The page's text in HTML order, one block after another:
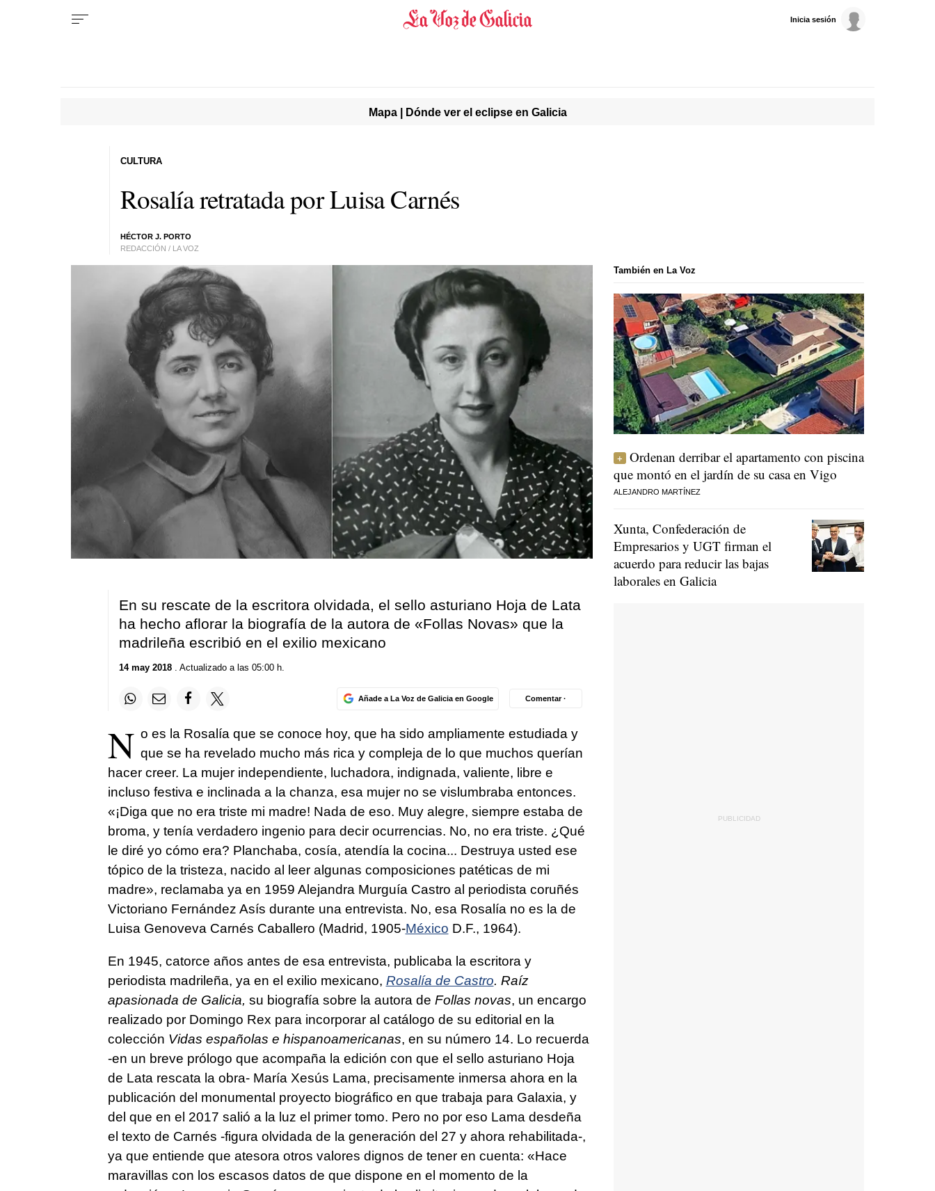
Inicia sesión
Mapa | Dónde ver el eclipse en Galicia
Rosalía retratada por Luisa Carnés
HÉCTOR J. PORTO
REDACCIÓN / LA VOZ
CULTURA
En su rescate de la escritora olvidada, el sello asturiano Hoja de Lata
ha hecho aflorar la biografía de la autora de «Follas Novas» que la
madrileña escribió en el exilio mexicano
14 may 2018. Actualizado a las 05:00 h.
Añade a La Voz de Galicia en Google Comentar ·
N o es la Rosalía que se conoce hoy, que ha sido ampliamente estudiada y
que se ha revelado mucho más rica y compleja de lo que muchos querían
hacer creer. La mujer independiente, luchadora, indignada, valiente, libre e
incluso festiva e inclinada a la chanza, esa mujer no se vislumbraba entonces.
«¡Diga que no era triste mi madre! Nada de eso. Muy alegre, siempre estaba de
broma, y tenía verdadero ingenio para decir ocurrencias. No, no era triste. ¿Qué
le diré yo cómo era? Planchaba, cosía, atendía la cocina... Destruya usted ese
tópico de la tristeza, nacido al leer algunas composiciones patéticas de mi
madre», reclamaba ya en 1959 Alejandra Murguía Castro al periodista coruñés
Victoriano Fernández Asís durante una entrevista. No, esa Rosalía no es la de
Luisa Genoveva Carnés Caballero (Madrid, 1905-México D.F., 1964).
En 1945, catorce años antes de esa entrevista, publicaba la escritora y
periodista madrileña, ya en el exilio mexicano, Rosalía de Castro. Raíz
apasionada de Galicia, su biografía sobre la autora de Follas novas, un encargo
realizado por Domingo Rex para incorporar al catálogo de su editorial en la
colección Vidas españolas e hispanoamericanas, en su número 14. Lo recuerda
-en un breve prólogo que acompaña la edición con que el sello asturiano Hoja
de Lata rescata la obra- María Xesús Lama, precisamente inmersa ahora en la
publicación del monumental proyecto biográfico en que trabaja para Galaxia, y
del que en el 2017 salió a la luz el primer tomo. Pero no por eso Lama desdeña
el texto de Carnés -figura olvidada de la generación del 27 y ahora rehabilitada-,
ya que entiende que atesora otros valores dignos de tener en cuenta: «Hace
maravillas con los escasos datos de que dispone en el momento de la
También en La Voz
Ordenan derribar el apartamento con piscina
que montó en el jardín de su casa en Vigo
ALEJANDRO MARTÍNEZ
Xunta, Confederación de
Empresarios y UGT firman el
acuerdo para reducir las bajas
laborales en Galicia